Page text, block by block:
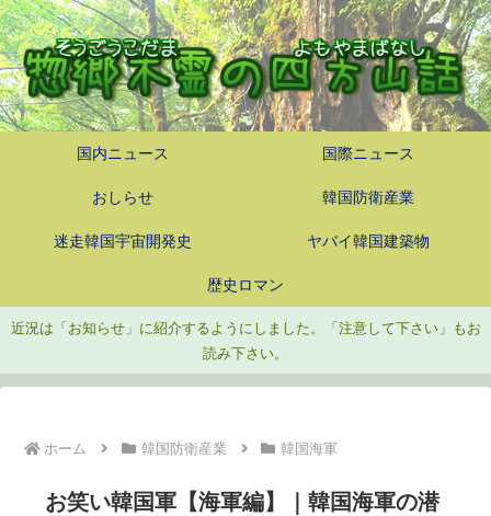
国内ニュース 国際ニュース
おしらせ 韓国防衛産業
迷走韓国宇宙開発史 ヤバイ韓国建築物
歴史ロマン
近況は「お知らせ」に紹介するようにしました。「注意して下さい」もお
読み下さい。
ホーム 韓国防衛産業 韓国海軍
お笑い韓国軍【海軍編】｜韓国海軍の潜